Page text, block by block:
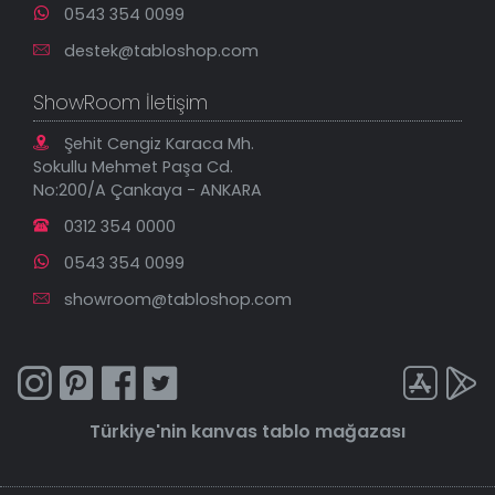
0543 354 0099
destek@tabloshop.com
ShowRoom İletişim
Şehit Cengiz Karaca Mh.
Sokullu Mehmet Paşa Cd.
No:200/A Çankaya - ANKARA
0312 354 0000
0543 354 0099
showroom@tabloshop.com
Türkiye'nin kanvas tablo mağazası